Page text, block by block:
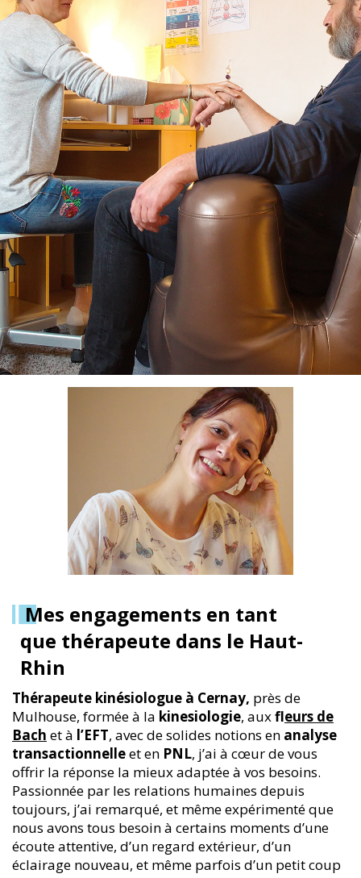
Mes engagements en tant
que thérapeute dans le Haut-
Rhin
Thérapeute kinésiologue à Cernay, près de
Mulhouse, formée à la kinesiologie, auxfleurs de
Bach et à l’EFT, avec de solides notions en analyse
transactionnelleet en PNL, j’ai à cœur de vous
offrir la réponse la mieux adaptée à vos besoins.
Passionnée par les relations humaines depuis
toujours, j’ai remarqué, et même expérimenté que
nous avons tous besoin à certains moments d’une
écoute attentive, d’un regard extérieur, d’un
éclairage nouveau, et même parfois d’un petit coup